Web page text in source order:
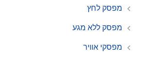
מפסק לחץ
מפסק ללא מגע
מפסקי אוויר